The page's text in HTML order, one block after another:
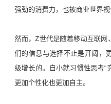
强劲的消费力，也被商业世界视
然而，Z世代是随着移动互联网
们的信息与选择不止是开阔，
级增长的。自小就习惯性思考“
更加个性化也更加自主。